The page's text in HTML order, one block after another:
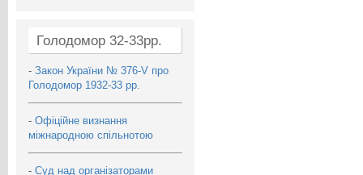
Голодомор 32-33рр.
- Закон України № 376-V про
Голодомор 1932-33 рр.
- Офіційне визнання
міжнародною спільнотою
- Суд над організаторами